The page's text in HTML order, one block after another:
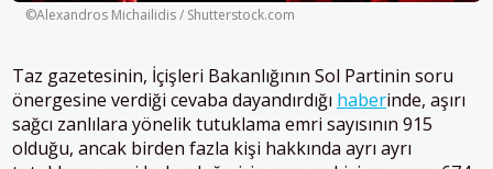
©Alexandros Michailidis / Shutterstock.com
Taz gazetesinin, İçişleri Bakanlığının Sol Partinin soru
önergesine verdiği cevaba dayandırdığı haberinde, aşırı
sağcı zanlılara yönelik tutuklama emri sayısının 915
olduğu, ancak birden fazla kişi hakkında ayrı ayrı